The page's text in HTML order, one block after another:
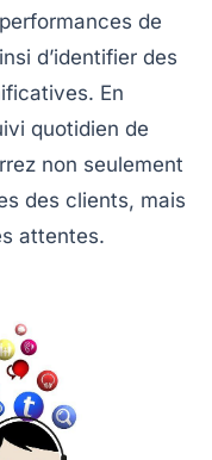
performances de
d’identifier des
En
quotidien de
non seulement
des clients, mais
attentes.